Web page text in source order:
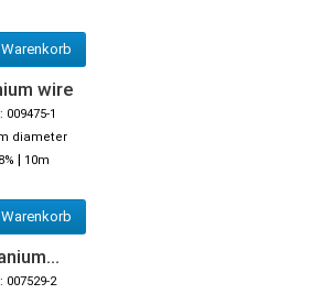
wire
009475-1
diameter
| 10m
007529-2